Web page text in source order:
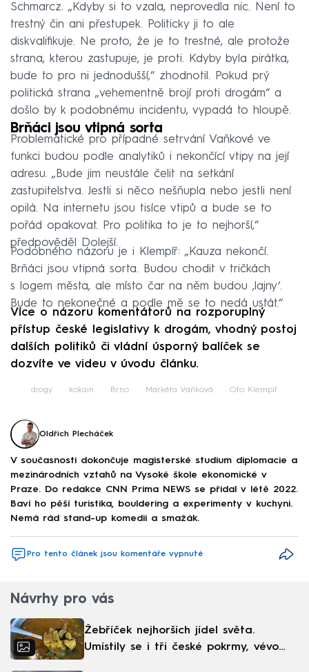
Schmarcz. „Kdyby si to vzala, neprovedla nic. Není to
trestný čin ani přestupek. Politicky ji to ale
diskvalifikuje. Ne proto, že je to trestné, ale protože
strana, kterou zastupuje, je proti. Kdyby byla pirátka,
bude to pro ni jednodušší,“ zhodnotil. Pokud prý
politická strana „vehementně brojí proti drogám“ a
došlo by k podobnému incidentu, vypadá to hloupě.
Brňáci jsou vtipná sorta
Problematické pro případné setrvání Vaňkové ve
funkci budou podle analytiků i nekončící vtipy na její
adresu. „Bude jim neustále čelit na setkání
zastupitelstva. Jestli si něco nešňupla nebo jestli není
opilá. Na internetu jsou tisíce vtipů a bude se to
pořád opakovat. Pro politika to je to nejhorší,“
předpověděl Dolejší.
Podobného názoru je i Klempíř: „Kauza nekončí.
Brňáci jsou vtipná sorta. Budou chodit v tričkách
s logem města, ale místo čar na něm budou ‚lajny‘.
Bude to nekonečné a podle mě se to nedá ustát.“
Více o názoru komentátorů na rozporuplný
přístup české legislativy k drogám, vhodný postoj
dalších politiků či vládní úsporný balíček se
dozvíte ve videu v úvodu článku.
drogy kokain Brno Markéta Vaňková Oto Klempíř
Oldřich Plecháček
V současnosti dokončuje magisterské studium diplomacie a
mezinárodních vztahů na Vysoké škole ekonomické v
Praze. Do redakce CNN Prima NEWS se přidal v létě 2022.
Baví ho pěší turistika, bouldering a experimenty v kuchyni.
Nemá rád stand-up komedii a smažák.
Pro tento článek jsou komentáře vypnuté
Návrhy pro vás
Žebříček nejhorších jídel světa.
Umístily se i tři české pokrmy, vévodí